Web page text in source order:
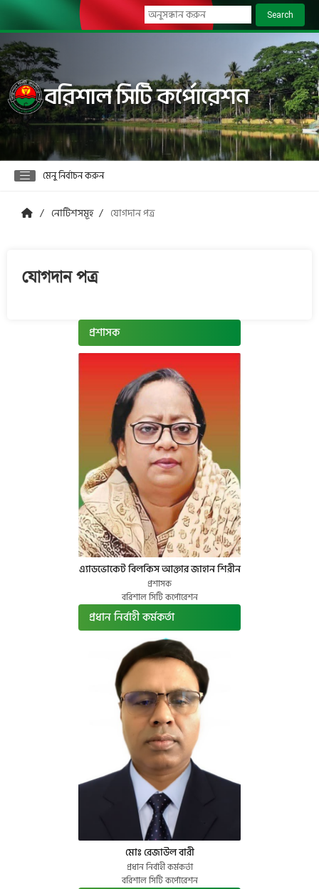
Search
বরিশাল সিটি কর্পোরেশন
মেনু নির্বাচন করুন
নোটিশসমূহ যোগদান পত্র
যোগদান পত্র
প্রশাসক
এ্যাডভোকেট বিলকিস আক্তার জাহান শিরীন
প্রশাসক
বরিশাল সিটি কর্পোরেশন
প্রধান নির্বাহী কর্মকর্তা
মোঃ রেজাউল বারী
প্রধান নির্বাহী কর্মকর্তা
বরিশাল সিটি কর্পোরেশন